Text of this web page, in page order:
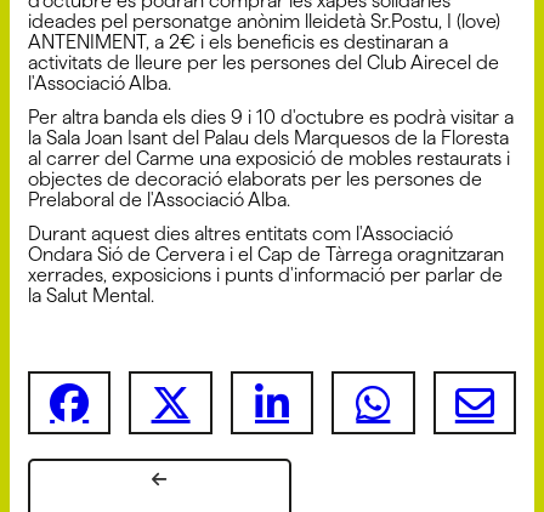
ideades pel personatge anònim lleidetà Sr.Postu, I (love)
ANTENIMENT, a 2€ i els beneficis es destinaran a
activitats de lleure per les persones del Club Airecel de
l'Associació Alba.
Per altra banda els dies 9 i 10 d'octubre es podrà visitar a
la Sala Joan Isant del Palau dels Marquesos de la Floresta
al carrer del Carme una exposició de mobles restaurats i
objectes de decoració elaborats per les persones de
Prelaboral de l'Associació Alba.
Durant aquest dies altres entitats com l'Associació
Ondara Sió de Cervera i el Cap de Tàrrega oragnitzaran
xerrades, exposicions i punts d'informació per parlar de
la Salut Mental.